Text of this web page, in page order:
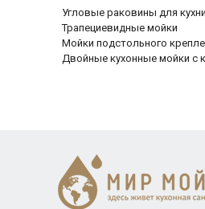
Угловые раковины для кухни
Трапециевидные мойки
Мойки подстольного
Двойные кухонные мойки с